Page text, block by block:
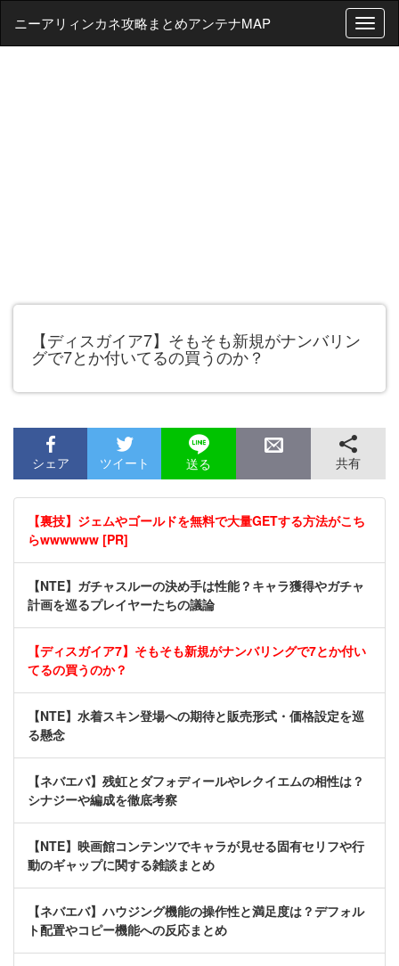
T
o
ニーアリィンカネ攻略まとめアンテナMAP
【ディスガイア7】そもそも新規がナンバリン
グで7とか付いてるの買うのか？
シェア ツイート 送る 共有
【裏技】ジェムやゴールドを無料で大量GETする方法がこち
らwwwwww [PR]
【NTE】ガチャスルーの決め手は性能？キャラ獲得やガチャ
計画を巡るプレイヤーたちの議論
【ディスガイア7】そもそも新規がナンバリングで7とか付い
てるの買うのか？
【NTE】水着スキン登場への期待と販売形式・価格設定を巡
る懸念
【ネバエバ】残虹とダフォディールやレクイエムの相性は？
シナジーや編成を徹底考察
【NTE】映画館コンテンツでキャラが見せる固有セリフや行
動のギャップに関する雑談まとめ
【ネバエバ】ハウジング機能の操作性と満足度は？デフォル
ト配置やコピー機能への反応まとめ